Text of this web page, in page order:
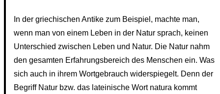
In der griechischen Antike zum Beispiel, machte man,
wenn man von einem Leben in der Natur sprach, keinen
Unterschied zwischen Leben und Natur. Die Natur nahm
den gesamten Erfahrungsbereich des Menschen ein. Was
sich auch in ihrem Wortgebrauch widerspiegelt. Denn der
Begriff Natur bzw. das lateinische Wort natura kommt